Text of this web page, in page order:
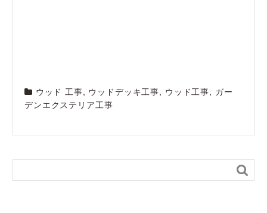
ウッド 工事, ウッドデッキ工事, ウッド工事, ガー
デンエクステリア工事
